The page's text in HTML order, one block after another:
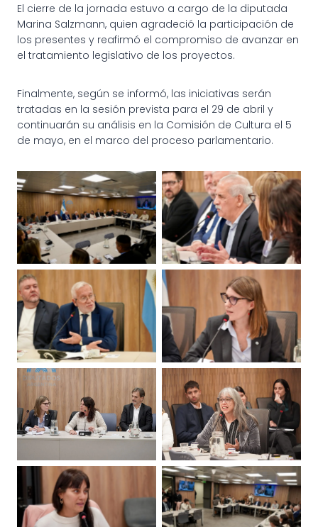
El cierre de la jornada estuvo a cargo de la diputada
Marina Salzmann, quien agradeció la participación de
los presentes y reafirmó el compromiso de avanzar en
el tratamiento legislativo de los proyectos.
Finalmente, según se informó, las iniciativas serán
tratadas en la sesión prevista para el 29 de abril y
continuarán su análisis en la Comisión de Cultura el 5
de mayo, en el marco del proceso parlamentario.